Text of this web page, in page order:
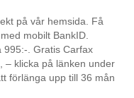
på vår hemsida. Få
mobilt BankID.
995:-. Gratis Carfax
– klicka på länken under
förlänga upp till 36 mån